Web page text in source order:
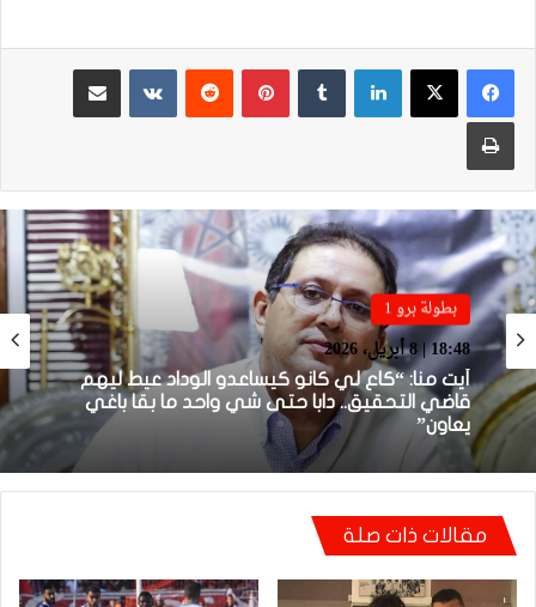
لينكدإن بينتيريست
مشاركة عبر البريد
طباعة
بطولة برو 1
18:48 | 8 أبريل، 2026
أيت منا: “كاع لي كانو كيساعدو الوداد عيط ليهم
قاضي التحقيق.. دابا حتى شي واحد ما بقا باغي
بطولة برو 1
22:23 | 6 أبريل، 2026
توالي النتائج السلبية يلاحق الوداد الرياضي بعد
تعادل جديد أمام الدفاع الحسني الجديدي
مقالات ذات صلة